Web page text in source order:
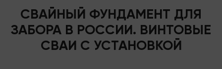
СВАЙНЫЙ ФУНДАМЕНТ ДЛЯ
ЗАБОРА В РОССИИ. ВИНТОВЫЕ
СВАИ С УСТАНОВКОЙ